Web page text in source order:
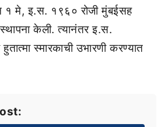
मे, इ.स. १९६० रोजी मुंबईसह
केली. त्यानंतर इ.स.
स्मारकाची उभारणी करण्यात